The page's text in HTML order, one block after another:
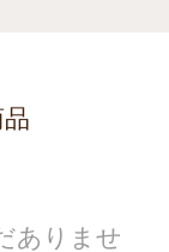
ありませ